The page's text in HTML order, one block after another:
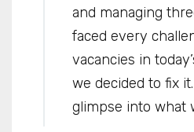
and managing
faced every
vacancies in
we decided to fix
glimpse into what